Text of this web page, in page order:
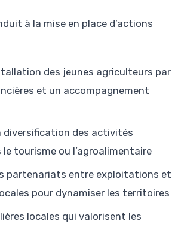
à la mise en place d’actions
des jeunes agriculteurs par
et un accompagnement
diversification des activités
le tourisme ou l’agroalimentaire
partenariats entre exploitations et
pour dynamiser les territoires
locales qui valorisent les